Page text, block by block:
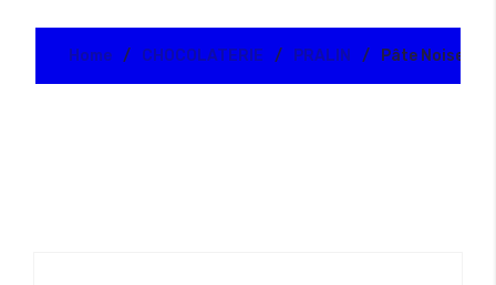
Home CHOCOLATERIE PRALIN Pâte Noisettes